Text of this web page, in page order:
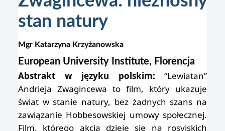
stan natury
Mgr Katarzyna Krzyżanowska
European University Institute, Florencja
Abstrakt w języku polskim: “Lewiatan”
Andrieja Zwagincewa to film, który ukazuje
świat w stanie natury, bez żadnych szans na
zawiązanie Hobbesowskiej umowy społecznej.
Film, którego akcja dzieje się na rosyjskich